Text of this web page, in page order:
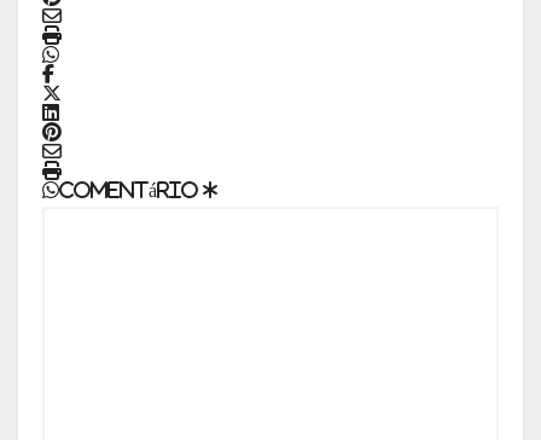
Comentário *